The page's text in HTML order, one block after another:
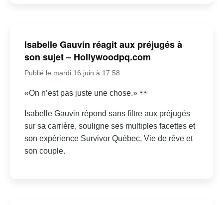
Isabelle Gauvin réagit aux préjugés à
son sujet – Hollywoodpq.com
Publié le mardi 16 juin à 17:58
«On n’est pas juste une chose.»
Isabelle Gauvin répond sans filtre aux préjugés
sur sa carrière, souligne ses multiples facettes et
son expérience Survivor Québec, Vie de rêve et
son couple.